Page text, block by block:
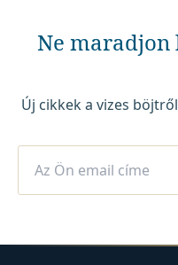
Ne maradjon
Új cikkek a vizes